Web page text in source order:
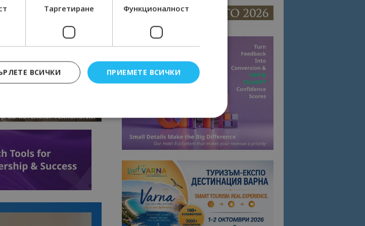
Таргетиране Функционалност
ПРИЕМЕТЕ ВСИЧКИ
ВСИЧКИ
Функционалност
функционалност на уебсайта, като потребителско влизане и
правилно без строго необходими бисквитки.
7 дни
Тази бисквитка се използва, за да запомните съгласието
на потребителя за използването на бисквитки на сайта.